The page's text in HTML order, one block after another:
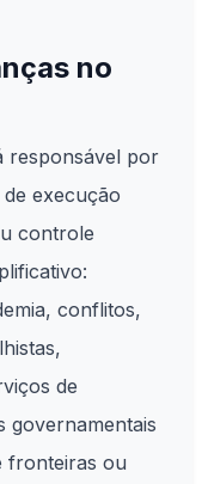
no
responsável por
execução
controle
conflitos,
de
governamentais
fronteiras ou